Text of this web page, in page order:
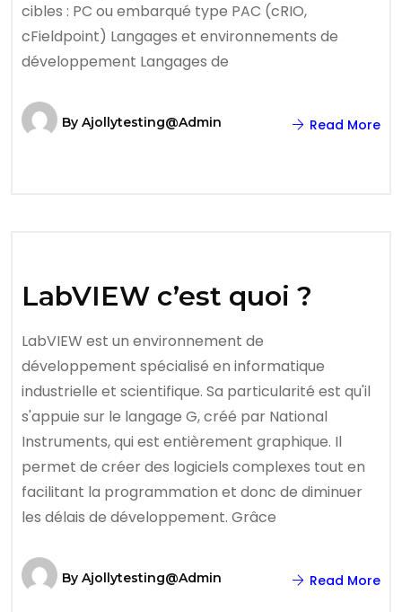
cibles : PC ou embarqué type PAC (cRIO,
cFieldpoint) Langages et environnements de
développement Langages de
By Ajollytesting@admin Read More
LabVIEW c’est quoi ?
LabVIEW est un environnement de
développement spécialisé en informatique
industrielle et scientifique. Sa particularité est qu'il
s'appuie sur le langage G, créé par National
Instruments, qui est entièrement graphique. Il
permet de créer des logiciels complexes tout en
facilitant la programmation et donc de diminuer
les délais de développement. Grâce
By Ajollytesting@admin Read More